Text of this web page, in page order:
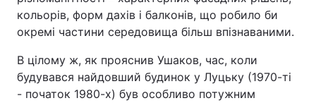
кольорів, форм дахів і балконів, що робило би
окремі частини середовища більш впізнаваними.
В цілому ж, як прояснив Ушаков, час, коли
будувався найдовший будинок у Луцьку (1970-ті
- початок 1980-х) був особливо потужним